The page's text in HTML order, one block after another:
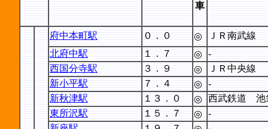
車
府中本町駅 ０．０ ◎
ＪＲ南武線
北府中駅
１．７ ◎
-
西国分寺駅
３．９ ◎
ＪＲ中央線
新小平駅
７．４ ◎
-
新秋津駅
１３．０ ◎ 西武鉄道 池
東所沢駅
１５．７ ◎
-